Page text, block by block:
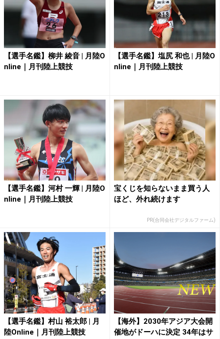
【選手名鑑】柳井 綾音 | 月陸O
nline｜月刊陸上競技
【選手名鑑】塩尻 和也 | 月陸O
nline｜月刊陸上競技
【選手名鑑】河村 一輝 | 月陸O
nline｜月刊陸上競技
宝くじを知らないまま買う人
ほど、外れ続けます
PR(合同会社デジタルファーム)
【選手名鑑】村山 裕太郎 | 月
陸Online｜月刊陸上競技
【海外】2030年アジア大会開
催地がドーハに決定 34年はサ